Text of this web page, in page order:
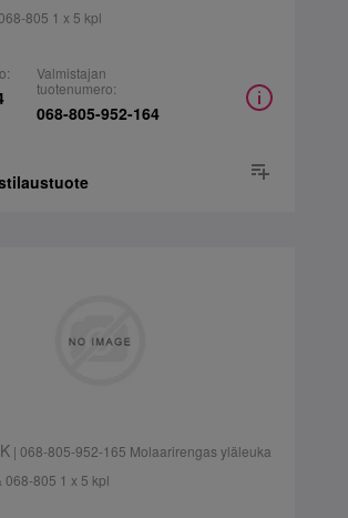
805 1 x 5 kpl
Valmistajan
tuotenumero:
068-805-952-164
| 068-805-952-165 Molaarirengas yläleuka
068-805 1 x 5 kpl